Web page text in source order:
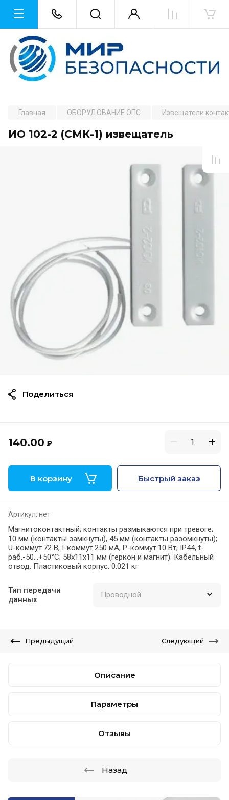
Главная ОБОРУДОВАНИЕ ОПС Извещатели
ИО 102-2 (СМК-1) извещатель
140.00 ₽
В корзину Быстрый заказ
Артикул: нет
Магнитоконтактный; контакты размыкаются при тревоге;
10 мм (контакты замкнуты), 45 мм (контакты разомкнуты);
U-коммут.72 В, I-коммут.250 мА, P-коммут.10 Вт; IP44, t-
раб.-50…+50°С; 58х11х11 мм (геркон и магнит). Кабельный
отвод. Пластиковый корпус. 0.021 кг
Тип передачи
данных
Поделиться
Предыдущий Следующий
Описание
Параметры
Отзывы
Назад